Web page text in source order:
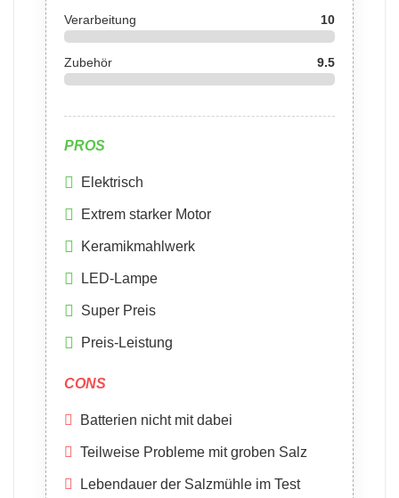
Verarbeitung 10
Zubehör 9.5
PROS
Elektrisch
Extrem starker Motor
Keramikmahlwerk
LED-Lampe
Super Preis
Preis-Leistung
CONS
Batterien nicht mit dabei
Teilweise Probleme mit groben Salz
Lebendauer der Salzmühle im Test